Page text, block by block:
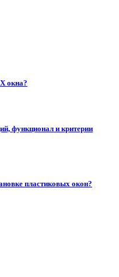
окна?
функционал и критерии
пластиковых окон?